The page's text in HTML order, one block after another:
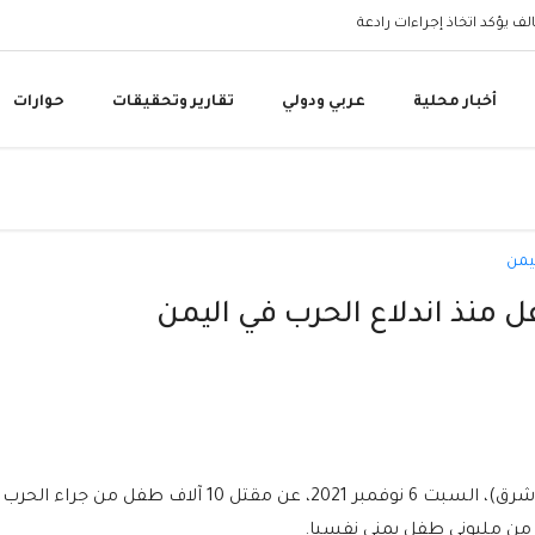
أخبار محلية عربي ودولي تقارير وتحقيقات حوارات
كشفت فعالية أقيمت في مدينة مأرب (شمال شرق)، السبت 6 نوفمبر 2021، عن مقتل 10 آلاف طفل من جراء الحرب